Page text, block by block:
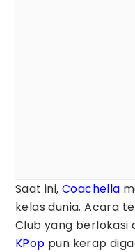
Saat ini,Coachella
kelas dunia. Acara
Club yang berlokasi
KPop pun kerap